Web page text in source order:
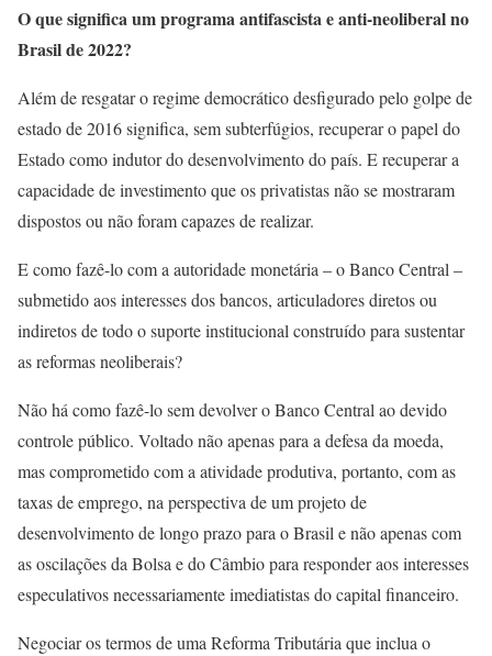
O que significa um programa antifascista e anti-neoliberal no
Brasil de 2022?
Além de resgatar o regime democrático desfigurado pelo golpe de
estado de 2016 significa, sem subterfúgios, recuperar o papel do
Estado como indutor do desenvolvimento do país. E recuperar a
capacidade de investimento que os privatistas não se mostraram
dispostos ou não foram capazes de realizar.
E como fazê-lo com a autoridade monetária – o Banco Central –
submetido aos interesses dos bancos, articuladores diretos ou
indiretos de todo o suporte institucional construído para sustentar
as reformas neoliberais?
Não há como fazê-lo sem devolver o Banco Central ao devido
controle público. Voltado não apenas para a defesa da moeda,
mas comprometido com a atividade produtiva, portanto, com as
taxas de emprego, na perspectiva de um projeto de
desenvolvimento de longo prazo para o Brasil e não apenas com
as oscilações da Bolsa e do Câmbio para responder aos interesses
especulativos necessariamente imediatistas do capital financeiro.
Negociar os termos de uma Reforma Tributária que inclua o